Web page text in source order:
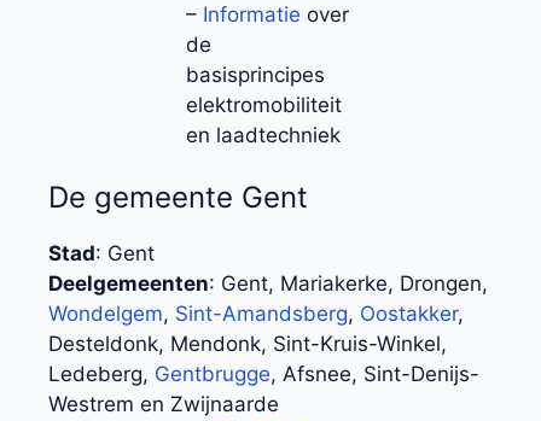
– Informatie over
de
basisprincipes
elektromobiliteit
en laadtechniek
De gemeente Gent
Stad: Gent
Deelgemeenten: Gent, Mariakerke, Drongen,
Wondelgem, Sint-Amandsberg, Oostakker,
Desteldonk, Mendonk, Sint-Kruis-Winkel,
Ledeberg, Gentbrugge, Afsnee, Sint-Denijs-
Westrem en Zwijnaarde